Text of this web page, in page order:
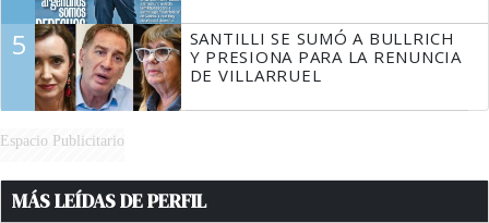
5
SANTILLI SE SUMÓ A BULLRICH
Y PRESIONA PARA LA RENUNCIA
DE VILLARRUEL
Espacio Publicitario
MÁS LEÍDAS DE PERFIL